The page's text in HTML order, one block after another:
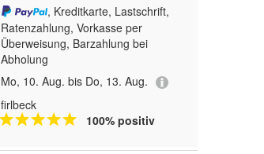
, Kreditkarte, Lastschrift,
Ratenzahlung, Vorkasse per
Überweisung, Barzahlung bei
Abholung
Mo, 10. Aug. bis Do, 13. Aug.
firlbeck
100% positiv